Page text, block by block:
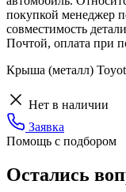
покупкой менеджер
совместимость
Почтой, оплата при
Крыша (металл)
Нет в наличии
Заявка
Помощь с подбором
Остались